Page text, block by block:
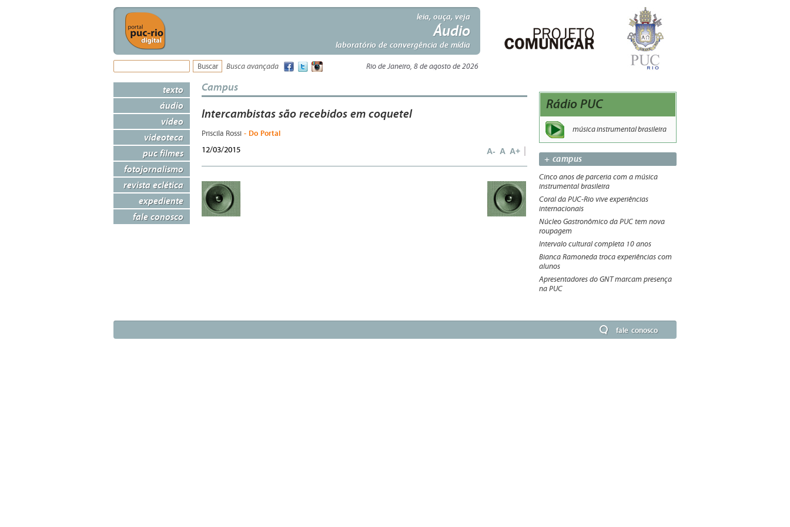
leia, ouça, veja
Áudio
laboratório de convergência de mídia
Busca avançada Rio de Janeiro, 8 de agosto de 2026
texto
áudio
vídeo
videoteca
puc filmes
fotojornalismo
revista eclética
expediente
fale conosco
Campus
Intercambistas são recebidos em coquetel
Priscila Rossi - Do Portal
12/03/2015 A- A A+
Rádio PUC
música instrumental brasileira
+ campus
Cinco anos de parceria com a música
instrumental brasileira
Coral da PUC-Rio vive experiências
internacionais
Núcleo Gastronômico da PUC tem nova
roupagem
Intervalo cultural completa 10 anos
Bianca Ramoneda troca experiências com
alunos
Apresentadores do GNT marcam presença
na PUC
fale conosco